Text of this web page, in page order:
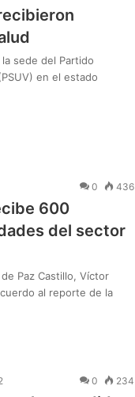
sede del Partido
en el estado
0 436
600
del sector
Paz Castillo, Víctor
al reporte de la
0 234